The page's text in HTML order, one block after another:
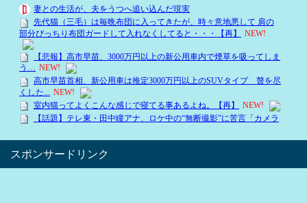
スポンサードリンク